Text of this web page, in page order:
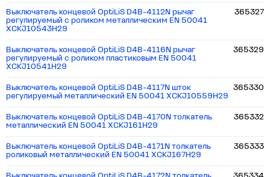
Выключатель концевой OptiLiS D4B-4112N рычаг
регулируемый с роликом металлическим EN 50041
XCKJ10543H29
365327
Выключатель концевой OptiLiS D4B-4116N рычаг
регулируемый с роликом пластиковым EN 50041
XCKJ10541H29
365329
Выключатель концевой OptiLiS D4B-4117N шток
регулируемый металлический EN 50041 XCKJ10559H29
365330
Выключатель концевой OptiLiS D4B-4170N толкатель
металлический EN 50041 XCKJ161H29
365332
Выключатель концевой OptiLiS D4B-4171N толкатель
роликовый металлический EN 50041 XCKJ167H29
365333